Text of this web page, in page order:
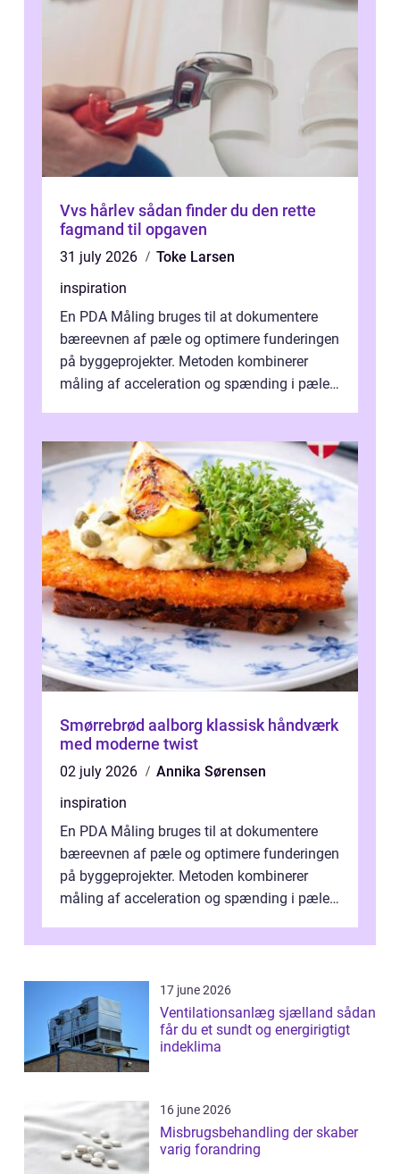
Vvs hårlev sådan finder du den rette
fagmand til opgaven
31 july 2026
Toke Larsen
inspiration
En PDA Måling bruges til at dokumentere
bæreevnen af pæle og optimere funderingen
på byggeprojekter. Metoden kombinerer
måling af acceleration og spænding i pælen,
Smørrebrød aalborg klassisk håndværk
med moderne twist
02 july 2026
Annika Sørensen
inspiration
En PDA Måling bruges til at dokumentere
bæreevnen af pæle og optimere funderingen
på byggeprojekter. Metoden kombinerer
måling af acceleration og spænding i pælen,
17 june 2026
Ventilationsanlæg sjælland sådan
får du et sundt og energirigtigt
indeklima
16 june 2026
Misbrugsbehandling der skaber
varig forandring